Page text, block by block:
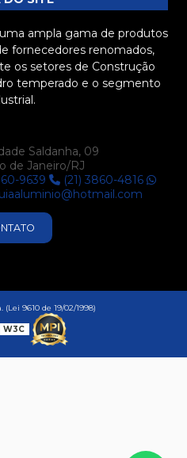
ampla gama de produtos
fornecedores renomados,
os setores de Construção
temperado e o segmento
Saldanha, 09
de Janeiro/RJ
9639
(21) 3860-4816
9610 de 19/02/1998)
W3C